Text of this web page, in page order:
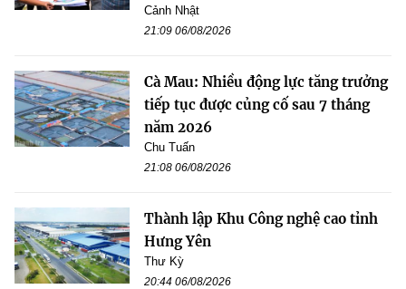
Cảnh Nhật
21:09 06/08/2026
Cà Mau: Nhiều động lực tăng trưởng
tiếp tục được củng cố sau 7 tháng
năm 2026
Chu Tuấn
21:08 06/08/2026
Thành lập Khu Công nghệ cao tỉnh
Hưng Yên
Thư Kỳ
20:44 06/08/2026